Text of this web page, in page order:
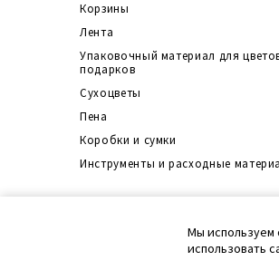
Корзины
Лента
Упаковочный материал для
подарков
Сухоцветы
Пена
Коробки и сумки
Инструменты и расходные
Согласие на обработку перс. данных
Согласие на обработку файлов cookie
Мы используем
использовать